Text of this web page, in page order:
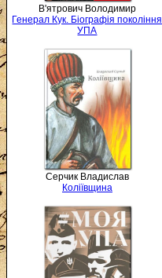
В'ятрович Володимир
Генерал Кук. Біографія покоління
УПА
Серчик Владислав
Коліївщина